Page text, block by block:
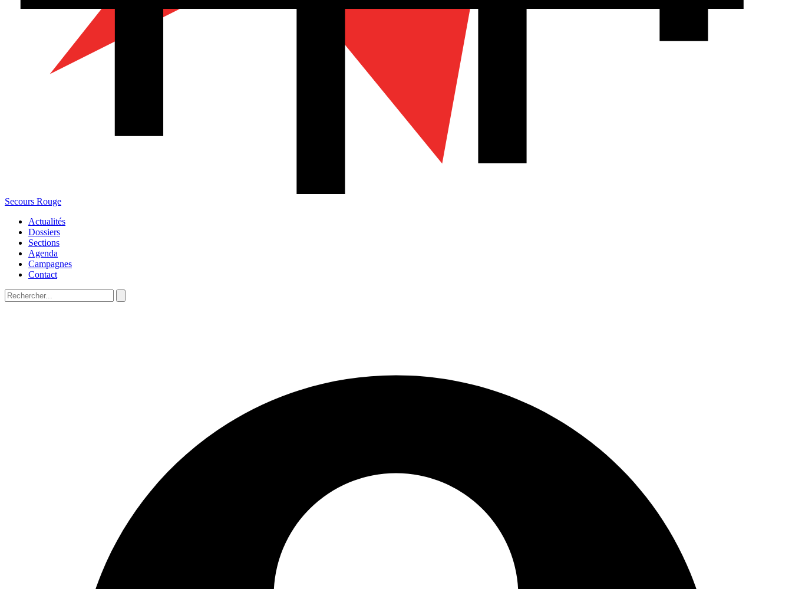
Secours Rouge
Actualités
Dossiers
Sections
Agenda
Campagnes
Contact